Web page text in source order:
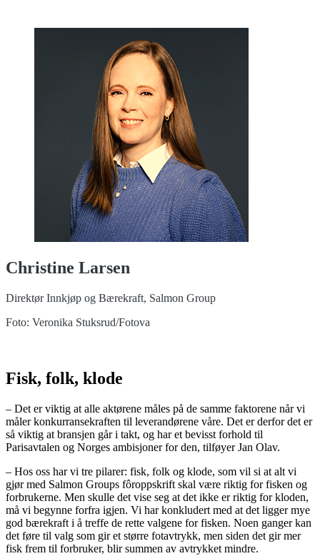
Christine Larsen
Direktør Innkjøp og Bærekraft, Salmon Group
Foto: Veronika Stuksrud/Fotova
Fisk, folk, klode
– Det er viktig at alle aktørene måles på de samme faktorene når vi
måler konkurransekraften til leverandørene våre. Det er derfor det er
så viktig at bransjen går i takt, og har et bevisst forhold til
Parisavtalen og Norges ambisjoner for den, tilføyer Jan Olav.
– Hos oss har vi tre pilarer: fisk, folk og klode, som vil si at alt vi
gjør med Salmon Groups fôroppskrift skal være riktig for fisken og
forbrukerne. Men skulle det vise seg at det ikke er riktig for kloden,
må vi begynne forfra igjen. Vi har konkludert med at det ligger mye
god bærekraft i å treffe de rette valgene for fisken. Noen ganger kan
det føre til valg som gir et større fotavtrykk, men siden det gir mer
fisk frem til forbruker, blir summen av avtrykket mindre.